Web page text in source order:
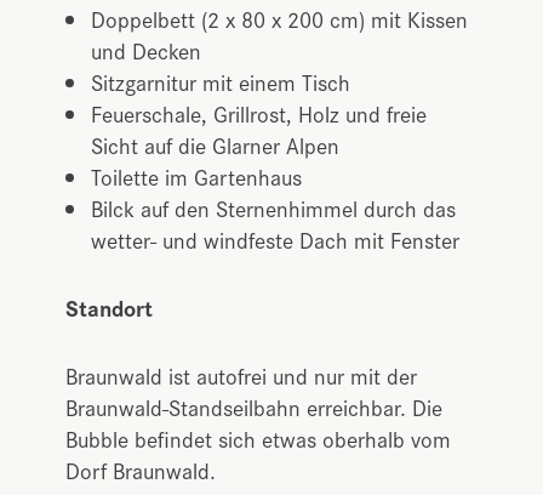
Doppelbett (2 x 80 x 200 cm) mit Kissen
und Decken
Sitzgarnitur mit einem Tisch
Feuerschale, Grillrost, Holz und freie
Sicht auf die Glarner Alpen
Toilette im Gartenhaus
Bilck auf den Sternenhimmel durch das
wetter- und windfeste Dach mit Fenster
Standort
Braunwald ist autofrei und nur mit der
Braunwald-Standseilbahn erreichbar. Die
Bubble befindet sich etwas oberhalb vom
Dorf Braunwald.